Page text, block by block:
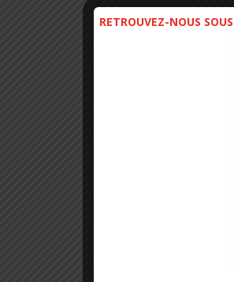
RETROUVEZ-NOUS